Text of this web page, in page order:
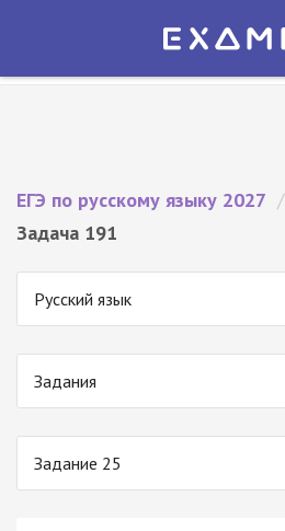
Экзамер — ЕГЭ 2027
ЕГЭ по русскому языку 2027 /
Задача 191
Русский язык
Задания
Задание 25